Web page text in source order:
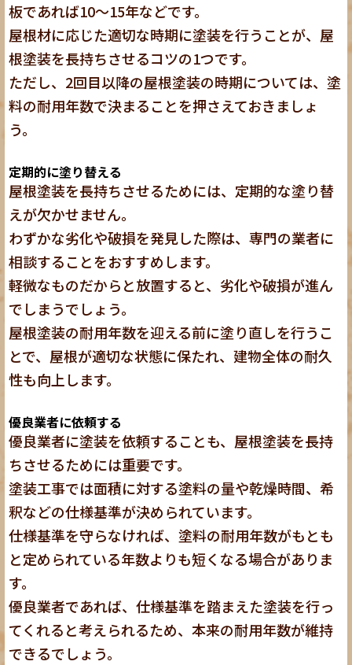
板であれば10〜15年などです。
屋根材に応じた適切な時期に塗装を行うことが、屋
根塗装を長持ちさせるコツの1つです。
ただし、2回目以降の屋根塗装の時期については、塗
料の耐用年数で決まることを押さえておきましょ
う。
定期的に塗り替える
屋根塗装を長持ちさせるためには、定期的な塗り替
えが欠かせません。
わずかな劣化や破損を発見した際は、専門の業者に
相談することをおすすめします。
軽微なものだからと放置すると、劣化や破損が進ん
でしまうでしょう。
屋根塗装の耐用年数を迎える前に塗り直しを行うこ
とで、屋根が適切な状態に保たれ、建物全体の耐久
性も向上します。
優良業者に依頼する
優良業者に塗装を依頼することも、屋根塗装を長持
ちさせるためには重要です。
塗装工事では面積に対する塗料の量や乾燥時間、希
釈などの仕様基準が決められています。
仕様基準を守らなければ、塗料の耐用年数がもとも
と定められている年数よりも短くなる場合がありま
す。
優良業者であれば、仕様基準を踏まえた塗装を行っ
てくれると考えられるため、本来の耐用年数が維持
できるでしょう。